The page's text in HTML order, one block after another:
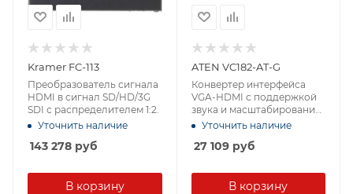
Kramer FC-113
Преобразователь сигнала
HDMI в сигнал SD/HD/3G
SDI с распределителем 1:2.
Уточнить наличие
143 278 руб
В корзину
ATEN VC182-AT-G
Конвертер интерфейса
VGA-HDMI с поддержкой
звука и масштабирования
(1920x1200)
Уточнить наличие
27 109руб
В корзину